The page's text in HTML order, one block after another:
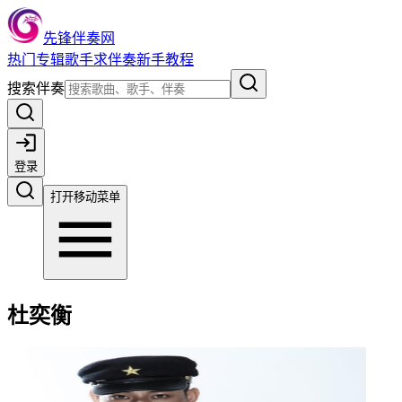
先锋伴奏网
热门 专辑歌手求伴奏新手教程
搜索伴奏
登录
打开移动菜单
杜奕衡